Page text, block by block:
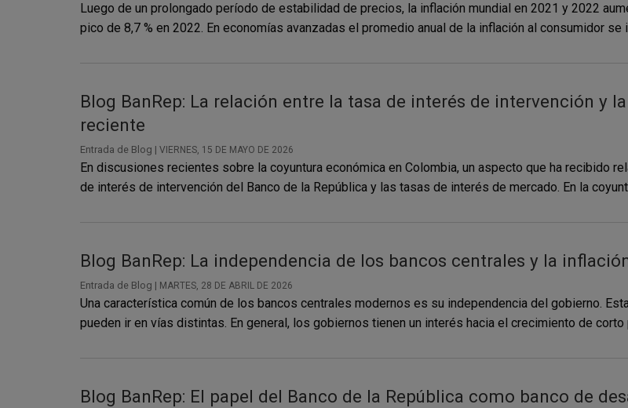
Luego de un prolongado período de estabilidad de precios, la inflación mundial en 2021 y 2022
pico de 8,7 % en 2022. En economías avanzadas el promedio anual de la inflación al consumidor se
Blog BanRep: La relación entre la tasa de interés de intervención y
reciente
Entrada de Blog | VIERNES, 15 DE MAYO DE 2026
En discusiones recientes sobre la coyuntura económica en Colombia, un aspecto que ha recibido
de interés de intervención del Banco de la República y las tasas de interés de mercado. En la
Blog BanRep: La independencia de los bancos centrales y la
Entrada de Blog | MARTES, 28 DE ABRIL DE 2026
Una característica común de los bancos centrales modernos es su independencia del gobierno.
pueden ir en vías distintas. En general, los gobiernos tienen un interés hacia el crecimiento de
Blog BanRep: El papel del Banco de la República como banco de